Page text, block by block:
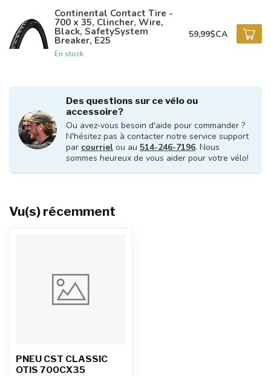
Continental Contact Tire -
700 x 35, Clincher, Wire,
Black, SafetySystem
Breaker, E25
En stock
59,99$CA
Des questions sur ce vélo ou
accessoire?
Ou avez-vous besoin d'aide pour commander ?
N'hésitez pas à contacter notre service support
par courriel ou au 514-246-7196. Nous
sommes heureux de vous aider pour votre vélo!
Vu(s) récemment
PNEU CST CLASSIC
OTIS 700CX35